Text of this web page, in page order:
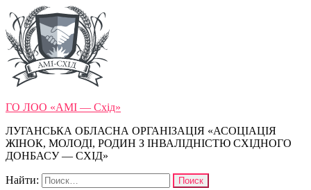
ГО ЛОО «АМІ — Схід»
ЛУГАНСЬКА ОБЛАСНА ОРГАНІЗАЦІЯ «АСОЦІАЦІЯ
ЖІНОК, МОЛОДІ, РОДИН З ІНВАЛІДНІСТЮ СХІДНОГО
ДОНБАСУ — СХІД»
Найти: